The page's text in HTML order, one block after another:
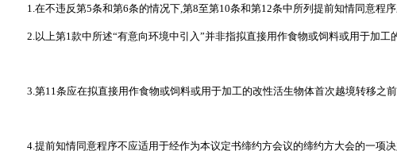
1.在不违反第5条和第6条的情况下,第8至第10条和第12条中所列提前知情同意程
2.以上第1款中所述“有意向环境中引入”并非指拟直接用作食物或饲料或用于加工
3.第11条应在拟直接用作食物或饲料或用于加工的改性活生物体首次越境转移之前
4.提前知情同意程序不应适用于经作为本议定书缔约方会议的缔约方大会的一项决